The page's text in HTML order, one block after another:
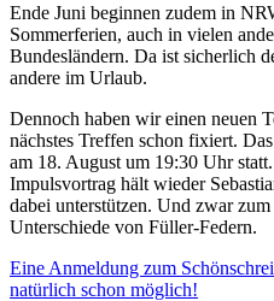
Ende Juni beginnen zudem in
Sommerferien, auch in vielen
Bundesländern. Da ist sicherlich
andere im Urlaub.
Dennoch haben wir einen neuen
nächstes Treffen schon fixiert.
am 18. August um 19:30 Uhr
Impulsvortrag hält wieder
dabei unterstützen. Und zwar zum
Unterschiede von Füller-Federn.
Eine Anmeldung zum
natürlich schon möglich!